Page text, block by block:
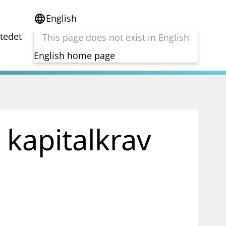
languageEnglish
This page does not exist in English
English home page
Folkefinansiering
Kryptoeiendelsloven (MiCA)
Overtakelsestilbud